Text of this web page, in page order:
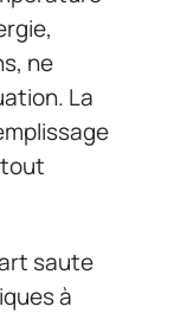
ne
La
saute
à